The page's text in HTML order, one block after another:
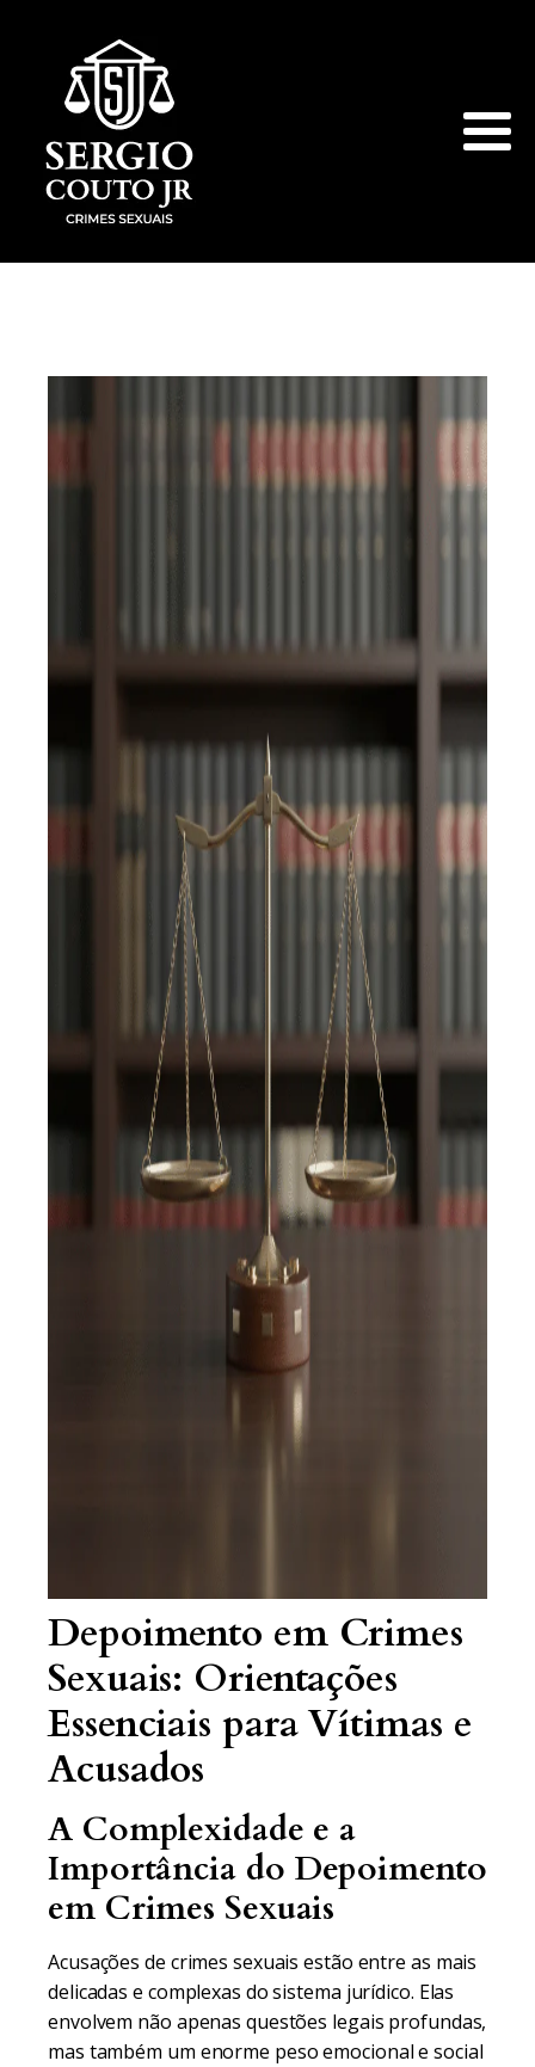
Depoimento em Crimes
Sexuais: Orientações
Essenciais para Vítimas e
Acusados
A Complexidade e a
Importância do Depoimento
em Crimes Sexuais
Acusações de crimes sexuais estão entre as mais
delicadas e complexas do sistema jurídico. Elas
envolvem não apenas questões legais profundas,
mas também um enorme peso emocional e social